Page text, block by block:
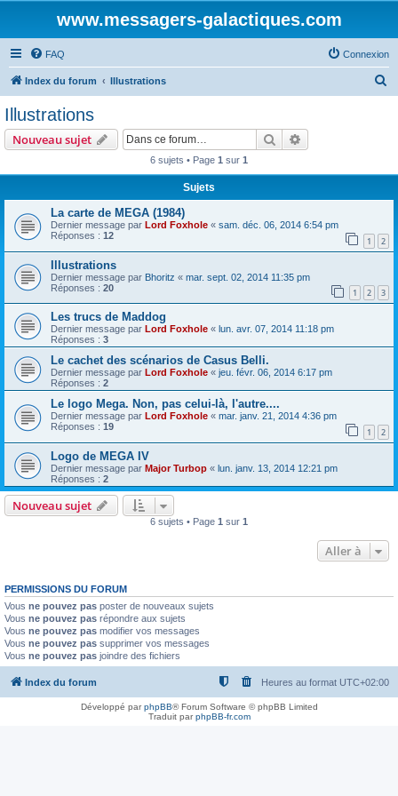
www.messagers-galactiques.com
FAQ Connexion
Index du forum Illustrations
e
Illustrations
Nouveau sujet Rechercher
6 sujets • Page 1 sur 1
Sujets
La carte de MEGA (1984)
Dernier message par Lord Foxhole « sam. déc. 06, 2014 6:54 pm
Réponses : 12 1 2
Illustrations
Dernier message par Bhoritz « mar. sept. 02, 2014 11:35 pm
Réponses : 20 1 2 3
Les trucs de Maddog
Dernier message par Lord Foxhole « lun. avr. 07, 2014 11:18 pm
Réponses : 3
Le cachet des scénarios de Casus Belli.
Dernier message par Lord Foxhole « jeu. févr. 06, 2014 6:17 pm
Réponses : 2
Le logo Mega. Non, pas celui-là, l'autre....
Dernier message par Lord Foxhole « mar. janv. 21, 2014 4:36 pm
Réponses : 19 1 2
Logo de MEGA IV
Dernier message par Major Turbop « lun. janv. 13, 2014 12:21 pm
Réponses : 2
Nouveau sujet
6 sujets • Page 1 sur 1
Aller à
PERMISSIONS DU FORUM
Vous ne pouvez pas poster de nouveaux sujets
Vous ne pouvez pas répondre aux sujets
Vous ne pouvez pas modifier vos messages
Vous ne pouvez pas supprimer vos messages
Vous ne pouvez pas joindre des fichiers
Index du forum Heures au format UTC+02:00
Développé parphpBB® Forum Software © phpBB Limited
Traduit parphpBB-fr.com